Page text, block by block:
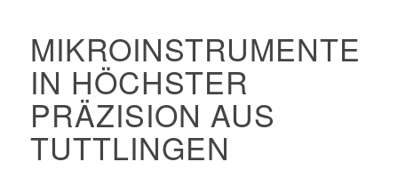
MIKROINSTRUMENTE
IN HÖCHSTER
PRÄZISION AUS
TUTTLINGEN